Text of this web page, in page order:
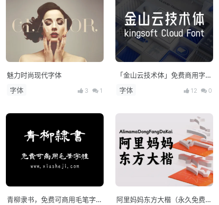
魅力时尚现代字体
字体
3 1
「金山云技术体」免费商用字体
库！
字体 12 0
青柳隶书，免费可商用毛笔字 阿里妈妈东方大楷（永久免费商